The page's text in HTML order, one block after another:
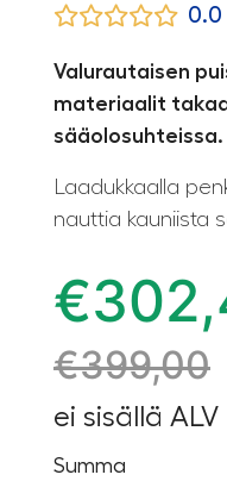
0.0
Valurautaisen
materiaalit
sääolosuhteissa.
Laadukkaalla
nauttia kauniista
€
€399,00
ei sisällä ALV
Summa